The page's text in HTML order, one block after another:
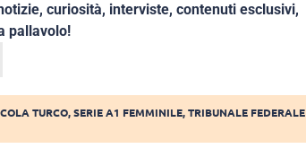
curiosità, interviste, contenuti esclusivi,
pallavolo!
TURCO,SERIE A1 FEMMINILE,TRIBUNALE FEDERALE